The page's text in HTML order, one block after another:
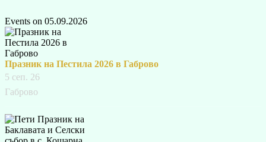
Events on 05.09.2026
Празник на Пестила 2026 в Габрово
5 сеп. 26
Габрово